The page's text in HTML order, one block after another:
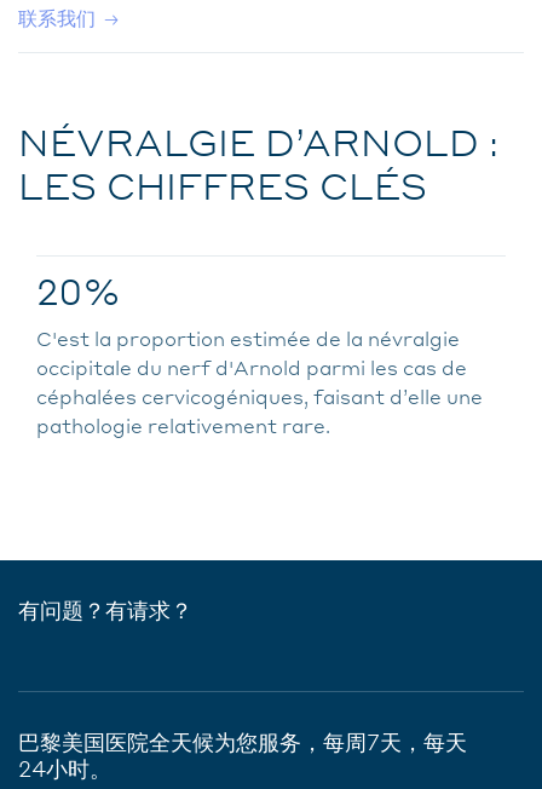
联系我们
NÉVRALGIE D’ARNOLD :
LES CHIFFRES CLÉS
20%
C'est la proportion estimée de la névralgie
occipitale du nerf d'Arnold parmi les cas de
céphalées cervicogéniques, faisant d’elle une
pathologie relativement rare.
有问题？有请求？
巴黎美国医院全天候为您服务，每周7天，每天
24小时。